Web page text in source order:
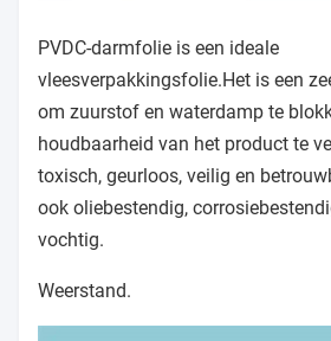
PVDC-darmfolie is een ideale
vleesverpakkingsfolie.Het is een
om zuurstof en waterdamp te
houdbaarheid van het product te
toxisch, geurloos, veilig en
ook oliebestendig,
vochtig.
Weerstand.